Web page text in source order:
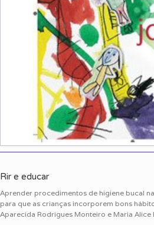
Rir e educar
Aprender procedimentos de higiene bucal
para que as crianças incorporem bons
Aparecida Rodrigues Monteiro e Maria Alice